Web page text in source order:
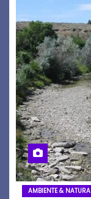
AMBIENTE & NATURA